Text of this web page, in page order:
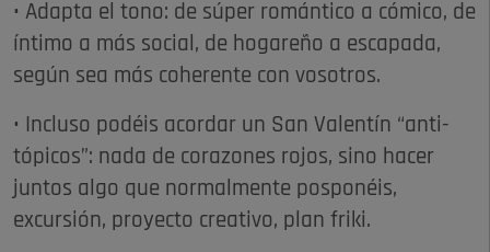
• Adapta el tono: de súper romántico a cómico, de
íntimo a más social, de hogareño a escapada,
según sea más coherente con vosotros.
• Incluso podéis acordar un San Valentín “anti-
tópicos”: nada de corazones rojos, sino hacer
juntos algo que normalmente posponéis,
excursión, proyecto creativo, plan friki.